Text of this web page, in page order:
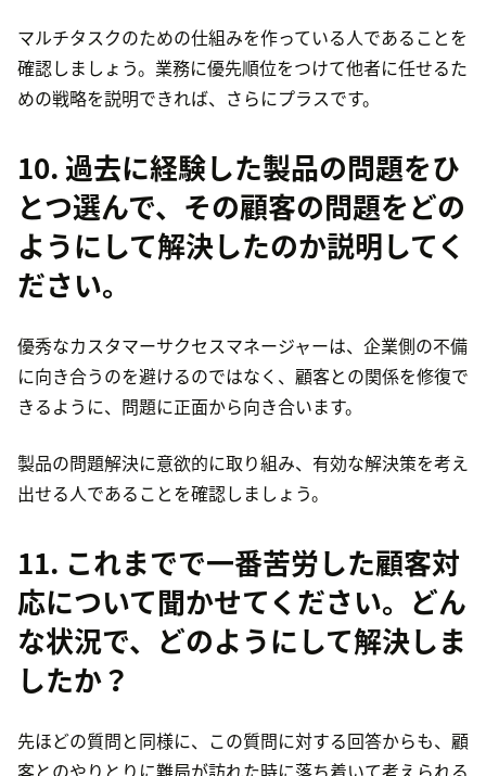
マルチタスクのための仕組みを作っている人であることを
確認しましょう。業務に優先順位をつけて他者に任せるた
めの戦略を説明できれば、さらにプラスです。
10. 過去に経験した製品の問題をひ
とつ選んで、その顧客の問題をどの
ようにして解決したのか説明してく
ださい。
優秀なカスタマーサクセスマネージャーは、企業側の不備
に向き合うのを避けるのではなく、顧客との関係を修復で
きるように、問題に正面から向き合います。
製品の問題解決に意欲的に取り組み、有効な解決策を考え
出せる人であることを確認しましょう。
11. これまでで一番苦労した顧客対
応について聞かせてください。どん
な状況で、どのようにして解決しま
したか？
先ほどの質問と同様に、この質問に対する回答からも、顧